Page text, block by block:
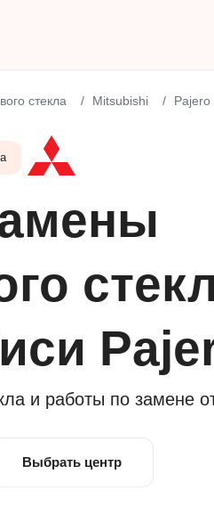
стекла Mitsubishi Pajero
и работы по замене
Выбрать центр